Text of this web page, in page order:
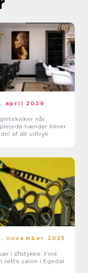
april 2026
når
hænder bliver
del af dit udtryk
november 2025
i Ølstykke: Find
rette salon i Egedal